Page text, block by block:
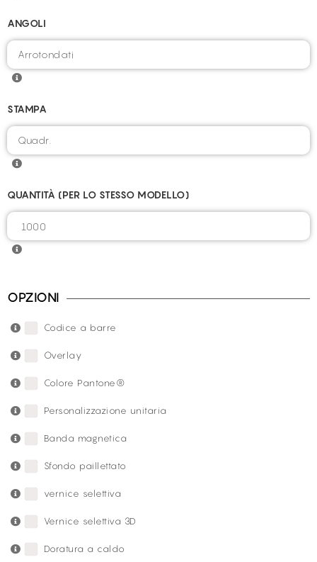
ANGOLI
STAMPA
QUANTITÀ (PER LO STESSO MODELLO)
OPZIONI
Codice a barre
Overlay
Colore Pantone®
Personalizzazione unitaria
Banda magnetica
Sfondo paillettato
vernice selettiva
Vernice selettiva 3D
Doratura a caldo